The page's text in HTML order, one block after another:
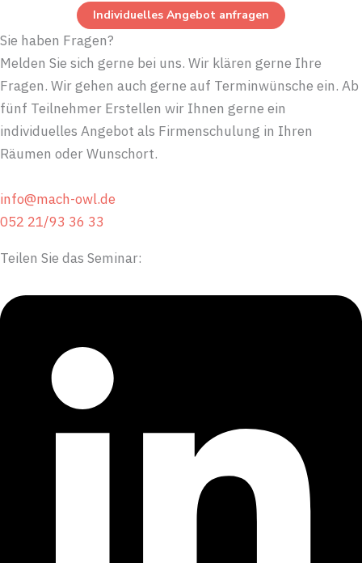
Individuelles Angebot anfragen
Sie haben Fragen?
Melden Sie sich gerne bei uns. Wir klären gerne Ihre
Fragen. Wir gehen auch gerne auf Terminwünsche ein. Ab
fünf Teilnehmer Erstellen wir Ihnen gerne ein
individuelles Angebot als Firmenschulung in Ihren
Räumen oder Wunschort.
info@mach-owl.de
052 21/93 36 33
Teilen Sie das Seminar: